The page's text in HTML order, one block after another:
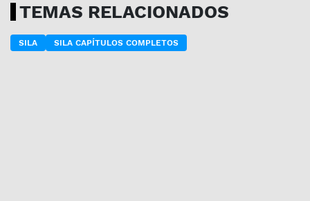
TEMAS RELACIONADOS
SILA SILA CAPÍTULOS COMPLETOS